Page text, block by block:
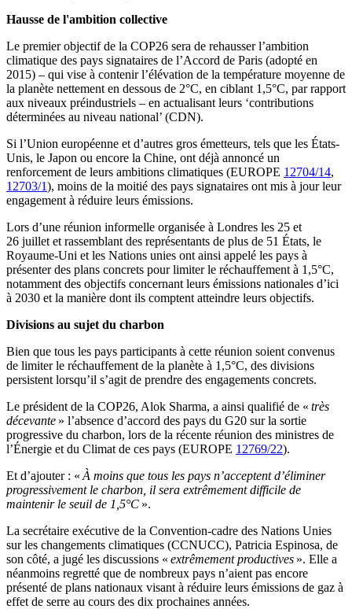
Hausse de l'ambition collective
Le premier objectif de la COP26 sera de rehausser l’ambition
climatique des pays signataires de l’Accord de Paris (adopté en
2015) – qui vise à contenir l’élévation de la température moyenne de
la planète nettement en dessous de 2°C, en ciblant 1,5°C, par rapport
aux niveaux préindustriels – en actualisant leurs ‘contributions
déterminées au niveau national’ (CDN).
Si l’Union européenne et d’autres gros émetteurs, tels que les États-
Unis, le Japon ou encore la Chine, ont déjà annoncé un
renforcement de leurs ambitions climatiques (EUROPE 12704/14,
12703/1), moins de la moitié des pays signataires ont mis à jour leur
engagement à réduire leurs émissions.
Lors d’une réunion informelle organisée à Londres les 25 et
26 juillet et rassemblant des représentants de plus de 51 États, le
Royaume-Uni et les Nations unies ont ainsi appelé les pays à
présenter des plans concrets pour limiter le réchauffement à 1,5°C,
notamment des objectifs concernant leurs émissions nationales d’ici
à 2030 et la manière dont ils comptent atteindre leurs objectifs.
Divisions au sujet du charbon
Bien que tous les pays participants à cette réunion soient convenus
de limiter le réchauffement de la planète à 1,5°C, des divisions
persistent lorsqu’il s’agit de prendre des engagements concrets.
Le président de la COP26, Alok Sharma, a ainsi qualifié de « très
décevante » l’absence d’accord des pays du G20 sur la sortie
progressive du charbon, lors de la récente réunion des ministres de
l’Énergie et du Climat de ces pays (EUROPE 12769/22).
Et d’ajouter : « À moins que tous les pays n’acceptent d’éliminer
progressivement le charbon, il sera extrêmement difficile de
maintenir le seuil de 1,5°C ».
La secrétaire exécutive de la Convention-cadre des Nations Unies
sur les changements climatiques (CCNUCC), Patricia Espinosa, de
son côté, a jugé les discussions « extrêmement productives ». Elle a
néanmoins regretté que de nombreux pays n’aient pas encore
présenté de plans nationaux visant à réduire leurs émissions de gaz à
effet de serre au cours des dix prochaines années.